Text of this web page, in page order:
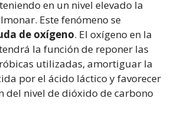
en un nivel elevado la
Este fenómeno se
de oxígeno. El oxígeno en la
la función de reponer las
utilizadas, amortiguar la
por el ácido láctico y favorecer
del nivel de dióxido de carbono